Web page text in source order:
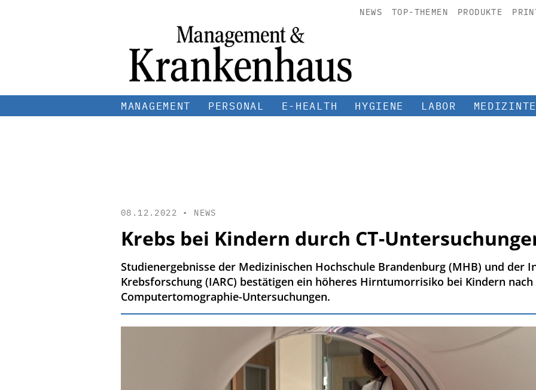
NEWS TOP-THEMEN PRODUKTE
MANAGEMENT PERSONAL E-HEALTH HYGIENE LABOR
08.12.2022 • NEWS
Krebs bei Kindern durch CT-
Studienergebnisse der Medizinischen Hochschule Brandenburg (MHB) und der
Krebsforschung (IARC) bestätigen ein höheres Hirntumorrisiko bei Kindern
Computertomographie-Untersuchungen.